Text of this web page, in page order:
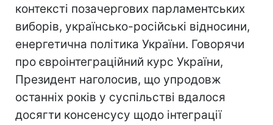
контексті позачергових парламентських
виборів, українсько-російські відносини,
енергетична політика України. Говорячи
про євроінтеграційний курс України,
Президент наголосив, що упродовж
останніх років у суспільстві вдалося
досягти консенсусу щодо інтеграції